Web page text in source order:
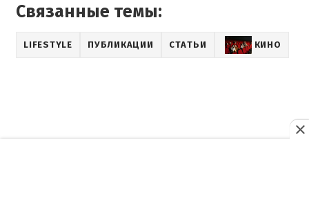
Связанные темы:
LIFESTYLE ПУБЛИКАЦИИ СТАТЬИ КИНО